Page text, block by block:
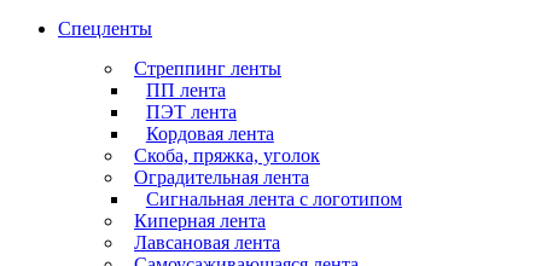
Спецленты
Стреппинг ленты
ПП лента
ПЭТ лента
Кордовая лента
Скоба, пряжка, уголок
Оградительная лента
Сигнальная лента с логотипом
Киперная лента
Лавсановая лента